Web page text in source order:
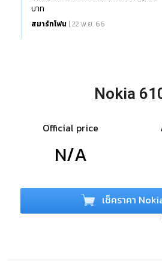
บาท
สมาร์ทโฟน | 22 พ.ย. 66
Nokia
Official price
N/A
เช็คราคา